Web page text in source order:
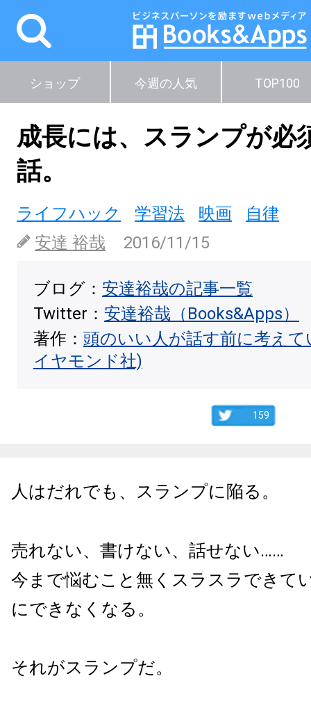
ショップ 今週の人気 TOP100
成長には、スランプが必
話。
ライフハック 学習法 映画
自律
安達 裕哉
2016/11/15
ブログ： 安達裕哉の記事一覧
Twitter： 安達裕哉（Books&Apps）
著作： 頭のいい人が話す前に考え
イヤモンド社)
159
人はだれでも、スランプに陥る。
売れない、書けない、話せない……
今まで悩むこと無くスラスラできて
にできなくなる。
それがスランプだ。